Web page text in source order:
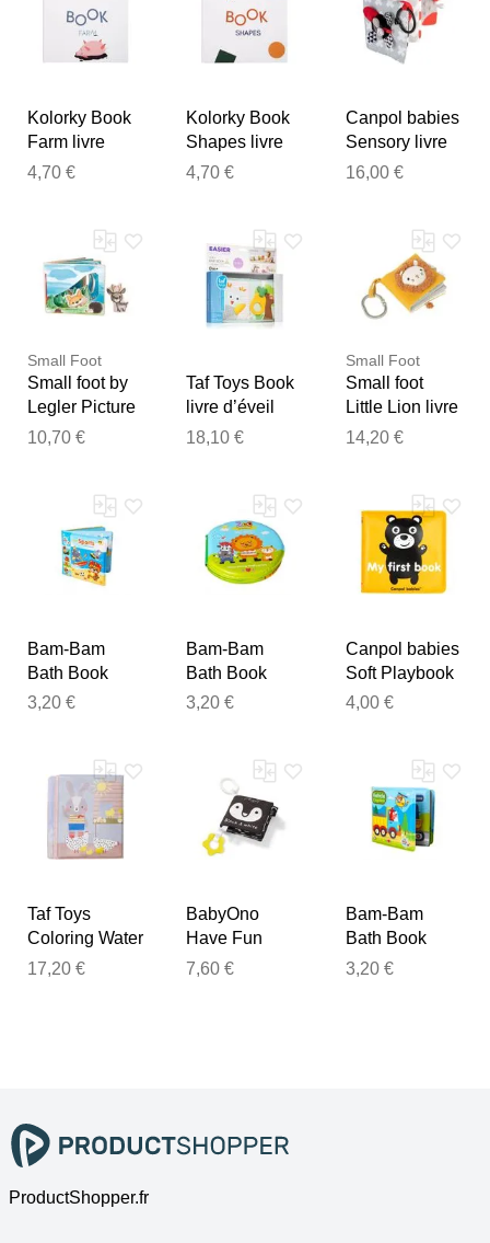
Kolorky Book
Farm livre
tournant pour
4,70 €
Kolorky Book
Shapes livre
tournant pour
4,70 €
Canpol babies
Sensory livre
d’éveil
16,00 €
Small Foot
Small foot by
Legler Picture
Book Forest
10,70 €
Taf Toys Book
livre d’éveil
contrasté pour
18,10 €
Small Foot
Small foot
Little Lion livre
d’éveil
14,20 €
Bam-Bam
Bath Book
livre de bain
3,20 €
Bam-Bam
Bath Book
livre de bain
3,20 €
Canpol babies
Soft Playbook
livre d’éveil
4,00 €
Taf Toys
Coloring Water
Book livre
17,20 €
BabyOno
Have Fun
Black&White
7,60 €
Bam-Bam
Bath Book
livre de bain
3,20 €
Notre équipe va maintenant
examiner vos commentaires
avant de les publier.
ProductShopper.fr